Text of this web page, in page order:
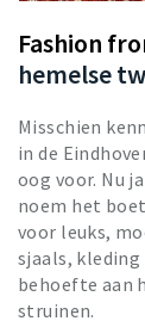
Fashion
hemelse
Misschien
in de
oog voor. Nu
noem het
voor leuks,
sjaals, kleding
behoefte aan
struinen.